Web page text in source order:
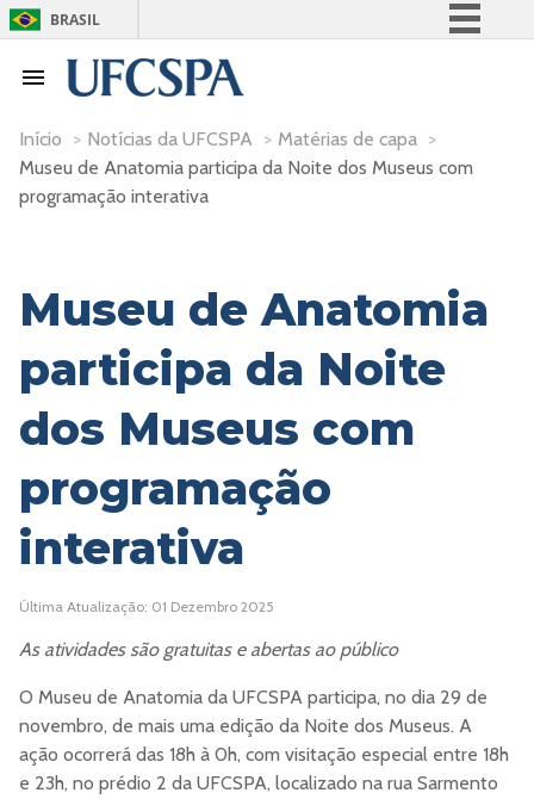
BRASIL
Participe
Acesso à informação
Início > Notícias da UFCSPA > Matérias de capa >
Museu de Anatomia participa da Noite dos Museus com
programação interativa
Museu de Anatomia
participa da Noite
dos Museus com
programação
interativa
Última Atualização: 01 Dezembro 2025
As atividades são gratuitas e abertas ao público
O Museu de Anatomia da UFCSPA participa, no dia 29 de
novembro, de mais uma edição da Noite dos Museus. A
ação ocorrerá das 18h à 0h, com visitação especial entre 18h
e 23h, no prédio 2 da UFCSPA, localizado na rua Sarmento